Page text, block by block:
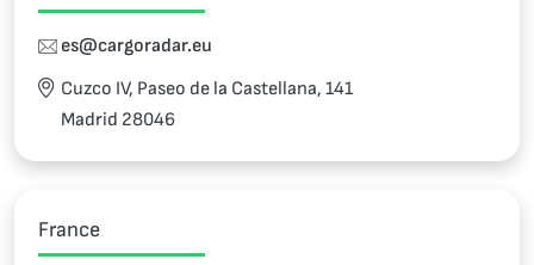
es@cargoradar.eu
Cuzco IV, Paseo de la Castellana, 141
Madrid 28046
France